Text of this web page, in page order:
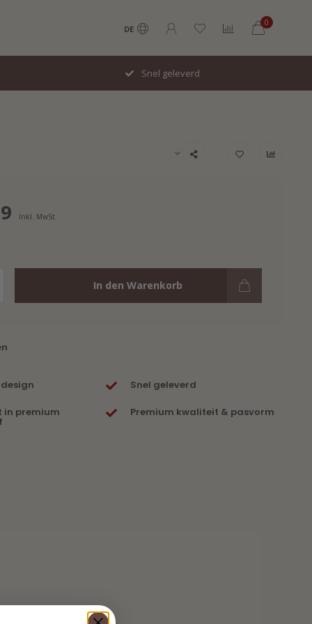
DE
0
Snel geleverd
Inkl. MwSt.
In den Warenkorb
Snel geleverd
in premium Premium kwaliteit & pasvorm